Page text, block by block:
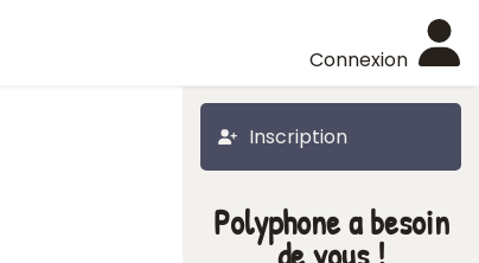
Connexion
Inscription
Polyphone a besoin